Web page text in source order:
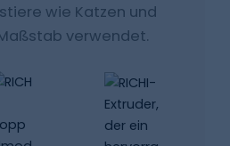
wie Katzen und
verwendet.